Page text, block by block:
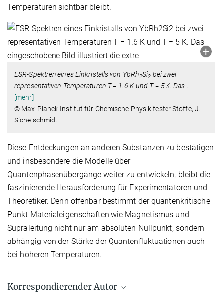
Temperaturen sichtbar bleibt.
ESR-Spektren eines Einkristalls von YbRh2Si2 bei zwei
representativen Temperaturen T = 1.6 K und T = 5 K. Das…
[mehr]
© Max-Planck-Institut für Chemische Physik fester Stoffe, J.
Sichelschmidt
Diese Entdeckungen an anderen Substanzen zu bestätigen
und insbesondere die Modelle über
Quantenphasenübergänge weiter zu entwickeln, bleibt die
faszinierende Herausforderung für Experimentatoren und
Theoretiker. Denn offenbar bestimmt der quantenkritische
Punkt Materialeigenschaften wie Magnetismus und
Supraleitung nicht nur am absoluten Nullpunkt, sondern
abhängig von der Stärke der Quantenfluktuationen auch
bei höheren Temperaturen.
Korrespondierender Autor